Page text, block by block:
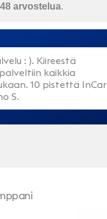
48 arvostelua.
: ). Kiireestä
kaikkia
10 pistettä InCar
S.